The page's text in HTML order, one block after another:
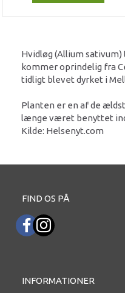
Hvidløg (Allium
kommer oprindelig fra
tidligt blevet dyrket i
Planten er en af de
længe været benyttet
Kilde: Helsenyt.com
FIND OS PÅ
INFORMATIONER